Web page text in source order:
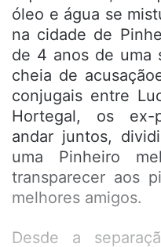
óleo e água se
na cidade de
de 4 anos de uma
cheia de
conjugais entre
Hortegal, os ex-
andar juntos,
uma Pinheiro
transparecer aos
melhores amigos.
Desde a